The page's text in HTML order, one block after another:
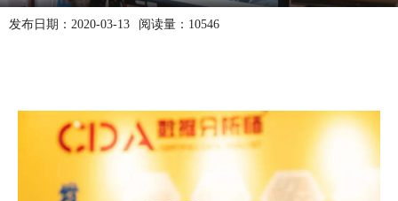
发布日期： 2020-03-13 阅读量： 10546